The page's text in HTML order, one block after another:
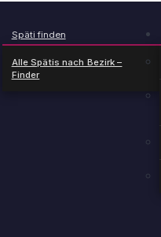
Späti finden
Alle Spätis nach Bezirk –
Finder